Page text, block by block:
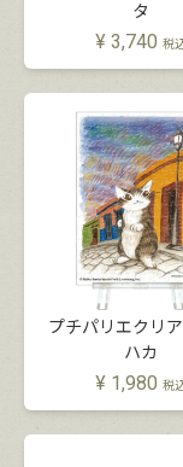
タ
¥ 3,740 税
プチパリエクリ
ハカ
¥ 1,980 税